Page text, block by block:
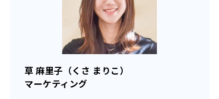
草 麻里子（くさ まりこ）
マーケティング